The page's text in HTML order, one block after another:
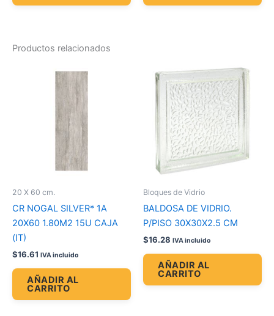
Productos relacionados
20 X 60 cm.
CR NOGAL SILVER* 1A
20X60 1.80M2 15U CAJA
(IT)
$16.61 IVA incluido
AÑADIR AL
CARRITO
Bloques de Vidrio
BALDOSA DE VIDRIO.
P/PISO 30X30X2.5 CM
$16.28 IVA incluido
AÑADIR AL
CARRITO